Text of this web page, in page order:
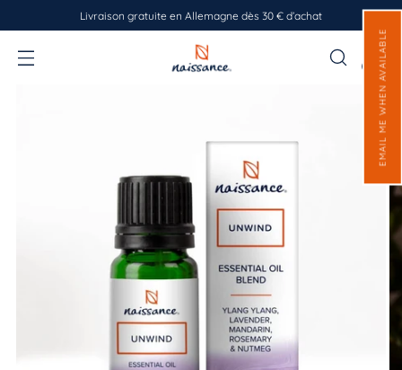
EMAIL ME WHEN AVAILABLE
Livraison gratuite en Allemagne dès 30 € d’achat